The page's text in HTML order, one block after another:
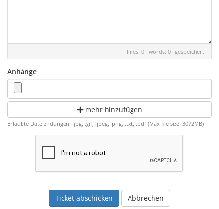
lines: 0 words: 0 gespeichert
Anhänge
mehr hinzufügen
Erlaubte Dateiendungen: .jpg, .gif, .jpeg, .png, .txt, .pdf (Max file size: 3072MB)
Abbrechen